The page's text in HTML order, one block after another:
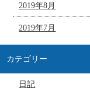
2019年8月
2019年7月
カテゴリー
日記